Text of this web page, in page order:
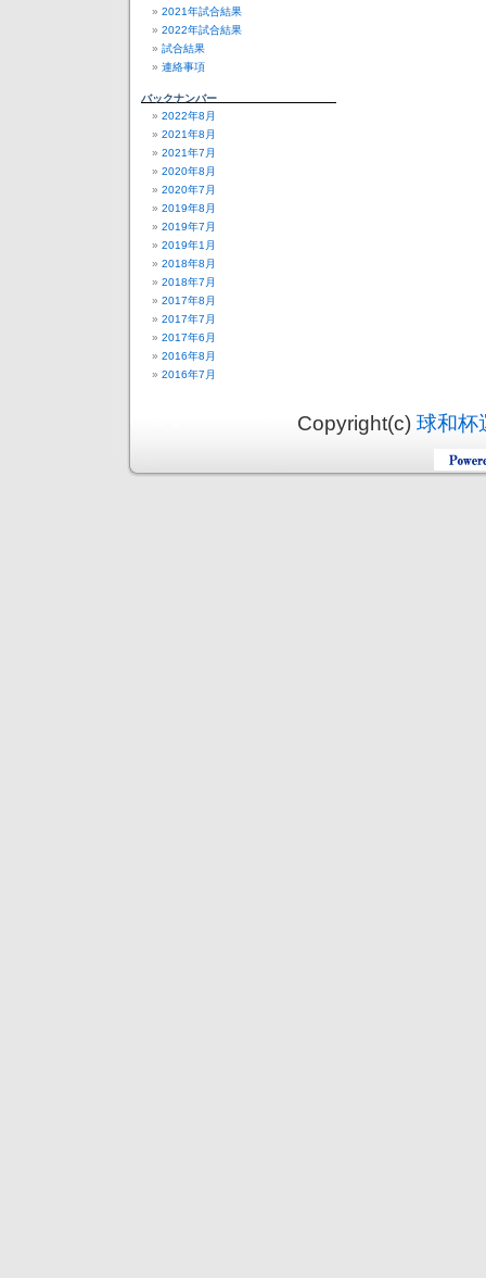
2021年試合結果
2022年試合結果
試合結果
連絡事項
バックナンバー
2022年8月
2021年8月
2021年7月
2020年8月
2020年7月
2019年8月
2019年7月
2019年1月
2018年8月
2018年7月
2017年8月
2017年7月
2017年6月
2016年8月
2016年7月
Copyright(c) 球和杯